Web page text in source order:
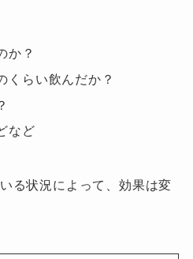
か？
くらい飲んだか？
など
る状況によって、効果は変